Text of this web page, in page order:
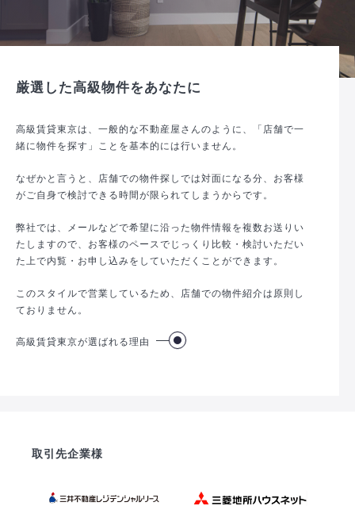
厳選した高級物件をあなたに
高級賃貸東京は、一般的な不動産屋さんのように、「店舗で一
緒に物件を探す」ことを基本的には行いません。
なぜかと言うと、店舗での物件探しでは対面になる分、お客様
がご自身で検討できる時間が限られてしまうからです。
弊社では、メールなどで希望に沿った物件情報を複数お送りい
たしますので、お客様のペースでじっくり比較・検討いただい
た上で内覧・お申し込みをしていただくことができます。
このスタイルで営業しているため、店舗での物件紹介は原則し
ておりません。
高級賃貸東京が選ばれる理由
取引先企業様